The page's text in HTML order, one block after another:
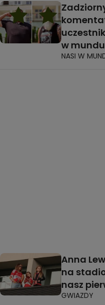
w
NASI W
Anna
na
nasz
GWIAZDY